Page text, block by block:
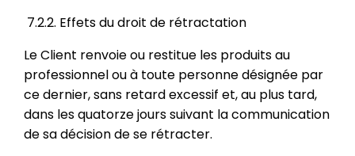
7.2.2. Effets du droit de rétractation
Le Client renvoie ou restitue les produits au
professionnel ou à toute personne désignée par
ce dernier, sans retard excessif et, au plus tard,
dans les quatorze jours suivant la communication
de sa décision de se rétracter.